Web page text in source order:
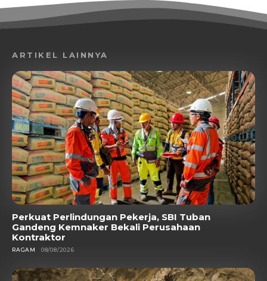
ARTIKEL LAINNYA
Perkuat Perlindungan Pekerja, SBI Tuban
Gandeng Kemnaker Bekali Perusahaan
Kontraktor
RAGAM 08/08/2026